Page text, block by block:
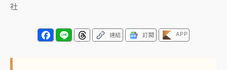
社
連結 訂閱 APP